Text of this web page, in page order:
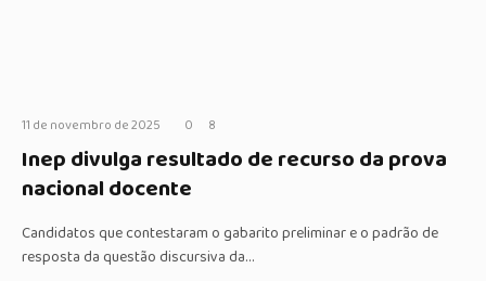
11 de novembro de 2025 0 8
Inep divulga resultado de recurso da prova
nacional docente
Candidatos que contestaram o gabarito preliminar e o padrão de
resposta da questão discursiva da…